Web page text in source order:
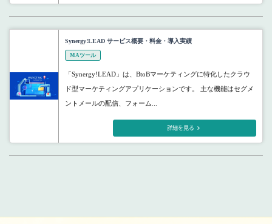
Synergy!LEAD サービス概要・料金・導入実績
MAツール
「Synergy!LEAD」は、BtoBマーケティングに特化したクラウ
ド型マーケティングアプリケーションです。 主な機能はセグメ
ントメールの配信、フォーム...
詳細を見る